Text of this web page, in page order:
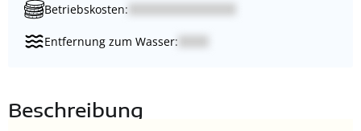
Betriebskosten:
Entfernung zum Wasser:
Beschreibung